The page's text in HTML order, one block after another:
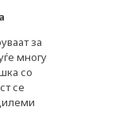
за
многу
со
се